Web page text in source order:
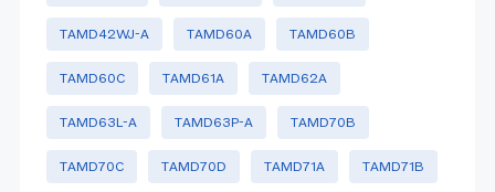
TAMD42WJ-A TAMD60A TAMD60B
TAMD60C TAMD61A TAMD62A
TAMD63L-A TAMD63P-A TAMD70B
TAMD70C TAMD70D TAMD71A TAMD71B